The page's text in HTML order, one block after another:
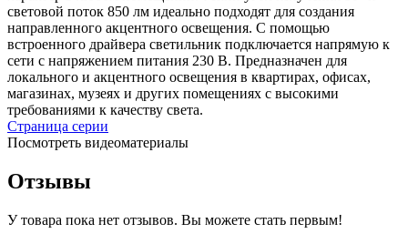
световой поток 850 лм идеально подходят для создания
направленного акцентного освещения. С помощью
встроенного драйвера светильник подключается напрямую к
сети с напряжением питания 230 В. Предназначен для
локального и акцентного освещения в квартирах, офисах,
магазинах, музеях и других помещениях с высокими
требованиями к качеству света.
Страница серии
Посмотреть видеоматериалы
Отзывы
У товара пока нет отзывов. Вы можете стать первым!